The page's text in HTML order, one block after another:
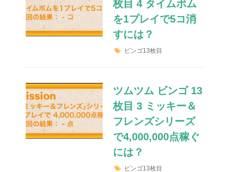
枚目 4 タイムボム
を1プレイで5コ消
すには？
ビンゴ13枚目
ツムツム ビンゴ 13
枚目 3 ミッキー＆
フレンズシリーズ
で4,000,000点稼ぐ
には？
ビンゴ13枚目